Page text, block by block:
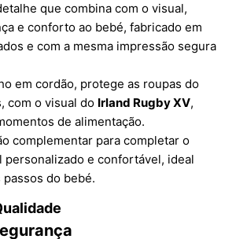
que combina com o visual,
e conforto ao bebé, fabricado em
e com a mesma impressão segura
em cordão, protege as roupas do
com o visual do Irland Rugby XV,
de alimentação.
complementar para completar o
personalizado e confortável, ideal
do bebé.